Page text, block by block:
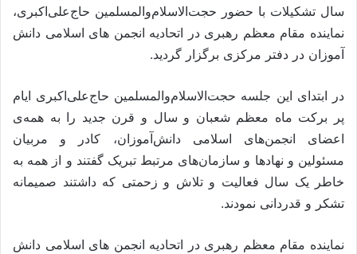
سال تشکیلات با حضور حجت‌الاسلام‌والمسلمین حاج‌علی‌اکبری،
نماینده مقام معظم رهبری در اتحادیه انجمن های اسلامی دانش
آموزان در دفتر مرکزی برگزار گردید.
در ابتدای این جلسه حجت‌الاسلام‌والمسلمین حاج‌علی‌اکبری ایام
پر برکت ماه معظم شعبان و سال و قرن جدید را به همه‌ی
اعضای انجمن‌های اسلامی دانش‌آموزان، کادر و مربیان
مسئولین و نهادها و سازمان‌های مرتبط تبریک گفتند و از همه به
خاطر یک سال فعالیت و تلاش و زحمتی که داشتند صمیمانه
تشکر و قدردانی نمودند.
نماینده مقام معظم رهبری در اتحادیه انجمن های اسلامی دانش